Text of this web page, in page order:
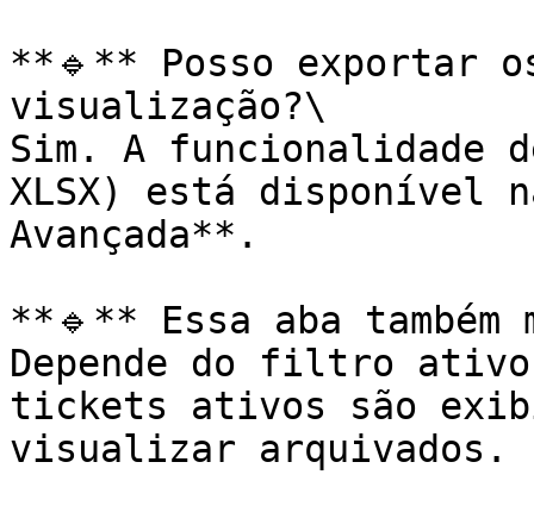
**🔹** Posso exportar
visualização?\
Sim. A funcionalidade
XLSX) está disponível
Avançada**.
**🔹** Essa aba
Depende do filtro
tickets ativos são
visualizar arquivados.